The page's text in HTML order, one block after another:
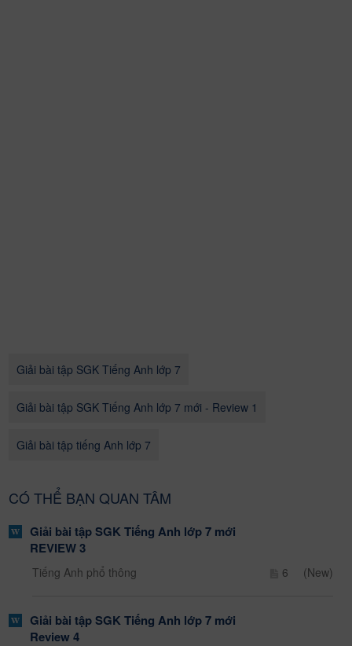
Giải bài tập SGK Tiếng Anh lớp 7
Giải bài tập SGK Tiếng Anh lớp 7 mới - Review 1
Giải bài tập tiếng Anh lớp 7
CÓ THỂ BẠN QUAN TÂM
Giải bài tập SGK Tiếng Anh lớp 7 mới
REVIEW 3
Tiếng Anh phổ thông 6 (New)
Giải bài tập SGK Tiếng Anh lớp 7 mới
Review 4